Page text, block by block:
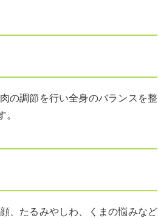
の調節を行い全身のバランスを整
、たるみやしわ、くまの悩みなど